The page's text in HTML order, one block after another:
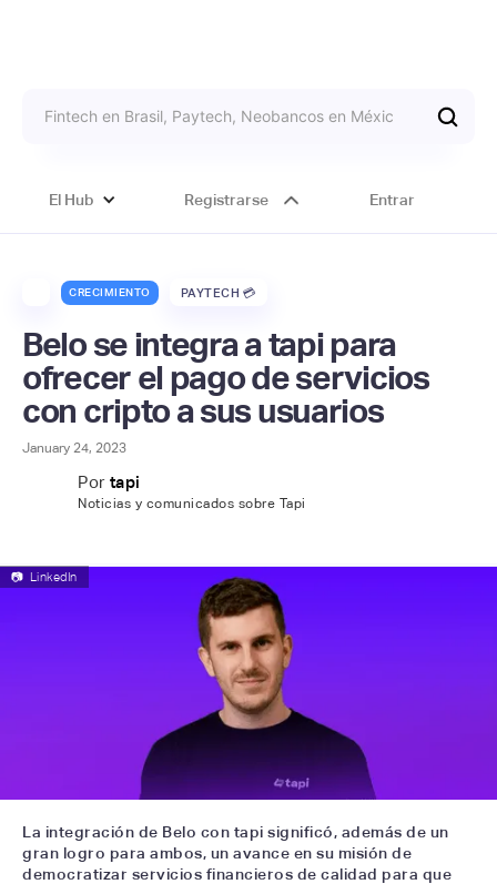
El Hub Registrarse Entrar
CRECIMIENTO PAYTECH 💳
Belo se integra a tapi para
ofrecer el pago de servicios
con cripto a sus usuarios
January 24, 2023
Por tapi
Noticias y comunicados sobre Tapi
📷 LinkedIn
La integración de Belo con tapi significó, además de un
gran logro para ambos, un avance en su misión de
democratizar servicios financieros de calidad para que